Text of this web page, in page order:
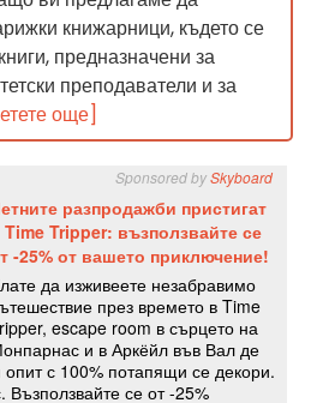
книжарници, където се
предназначени за
преподаватели и за
още]